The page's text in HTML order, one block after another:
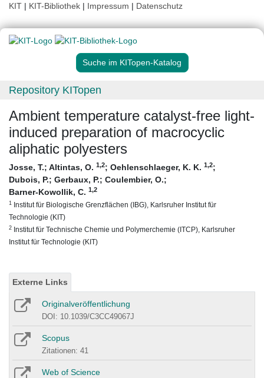
KIT | KIT-Bibliothek | Impressum | Datenschutz
Suche im KITopen-Katalog
Repository KITopen
Ambient temperature catalyst-free light-
induced preparation of macrocyclic
aliphatic polyesters
Josse, T.; Altintas, O. 1,2; Oehlenschlaeger, K. K. 1,2;
Dubois, P.; Gerbaux, P.; Coulembier, O.;
Barner-Kowollik, C. 1,2
1 Institut für Biologische Grenzflächen (IBG), Karlsruher Institut für
Technologie (KIT)
2 Institut für Technische Chemie und Polymerchemie (ITCP), Karlsruher
Institut für Technologie (KIT)
Externe Links
Originalveröffentlichung
DOI: 10.1039/C3CC49067J
Scopus
Zitationen: 41
Web of Science